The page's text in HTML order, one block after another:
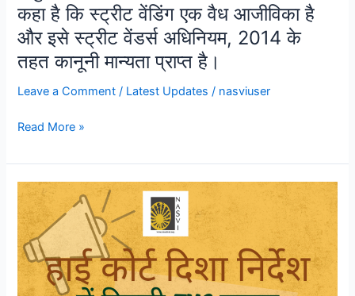
कहा है कि स्ट्रीट वेंडिंग एक वैध आजीविका है
और इसे स्ट्रीट वेंडर्स अधिनियम, 2014 के
तहत कानूनी मान्यता प्राप्त है।
Leave a Comment / Latest Updates / nasviuser
के
तहत
कानूनी
मान्यता
प्राप्त
Read More »
मजबूत
और
जवाबदेह
TVC